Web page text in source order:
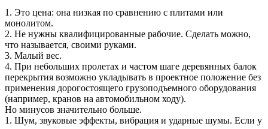
1. Это цена: она низкая по сравнению с плитами или
монолитом.
2. Не нужны квалифицированные рабочие. Сделать можно,
что называется, своими руками.
3. Малый вес.
4. При небольших пролетах и частом шаге деревянных балок
перекрытия возможно укладывать в проектное положение без
применения дорогостоящего грузоподъемного оборудования
(например, кранов на автомобильном ходу).
Но минусов значительно больше.
1. Шум, звуковые эффекты, вибрация и ударные шумы. Если у